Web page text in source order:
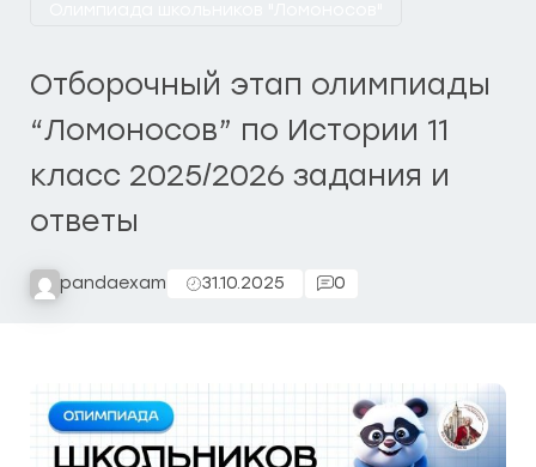
Отборочный этап олимпиады
“Ломоносов” по Истории 11
класс 2025/2026 задания и
ответы
pandaexam 31.10.2025 0